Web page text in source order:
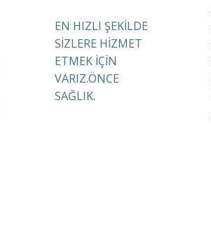
EN HIZLI ŞEKİLDE
SİZLERE HİZMET
ETMEK İÇİN
VARIZ.ÖNCE
SAĞLIK.